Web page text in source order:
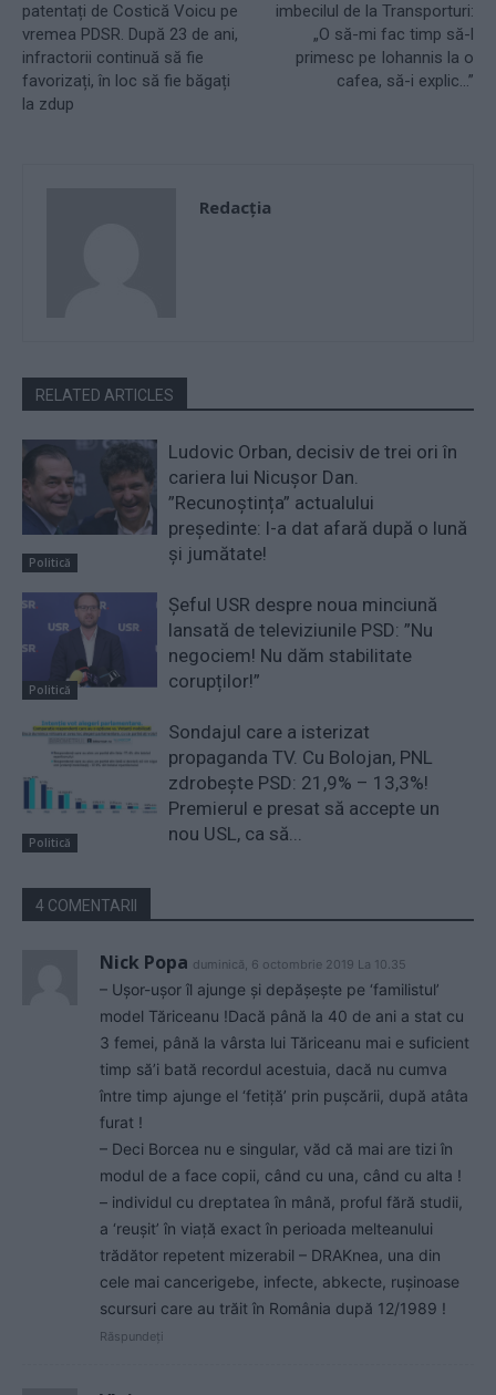
patentați de Costică Voicu pe
vremea PDSR. După 23 de ani,
infractorii continuă să fie
favorizați, în loc să fie băgați
la zdup
imbecilul de la Transporturi:
„O să-mi fac timp să-l
primesc pe Iohannis la o
cafea, să-i explic…”
Redacţia
RELATED ARTICLES
Politică
Ludovic Orban, decisiv de trei ori în
cariera lui Nicușor Dan.
”Recunoștința” actualului
președinte: l-a dat afară după o lună
și jumătate!
Politică
Șeful USR despre noua minciună
lansată de televiziunile PSD: ”Nu
negociem! Nu dăm stabilitate
corupților!”
Politică
Sondajul care a isterizat
propaganda TV. Cu Bolojan, PNL
zdrobește PSD: 21,9% – 13,3%!
Premierul e presat să accepte un
nou USL, ca să...
4 COMENTARII
Nick Popa duminică, 6 octombrie 2019 La 10.35
– Ușor-ușor îl ajunge și depășește pe ‘familistul’
model Tăriceanu !Dacă până la 40 de ani a stat cu
3 femei, până la vârsta lui Tăriceanu mai e suficient
timp să’i bată recordul acestuia, dacă nu cumva
între timp ajunge el ‘fetiță’ prin pușcării, după atâta
furat !
– Deci Borcea nu e singular, văd că mai are tizi în
modul de a face copii, când cu una, când cu alta !
– individul cu dreptatea în mână, proful fără studii,
a ‘reușit’ în viață exact în perioada melteanului
trădător repetent mizerabil – DRAKnea, una din
cele mai cancerigebe, infecte, abkecte, rușinoase
scursuri care au trăit în România după 12/1989 !
Răspundeți